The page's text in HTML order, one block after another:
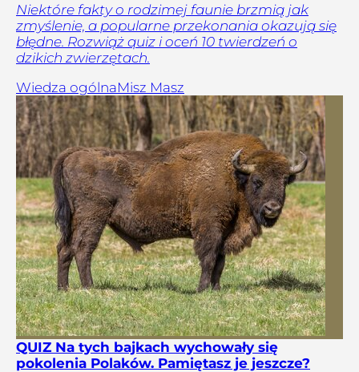
Niektóre fakty o rodzimej faunie brzmią jak
zmyślenie, a popularne przekonania okazują się
błędne. Rozwiąż quiz i oceń 10 twierdzeń o
dzikich zwierzętach.
Wiedza ogólnaMisz Masz
QUIZ Na tych bajkach wychowały się
pokolenia Polaków. Pamiętasz je jeszcze?